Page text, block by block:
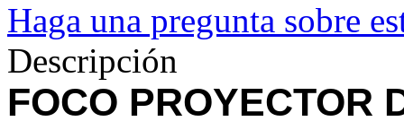
Haga una pregunta sobre
Descripción
FOCO PROYECTOR